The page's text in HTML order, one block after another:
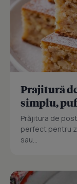
Prajitură
simplu,
Prăjitura de
perfect pentru
sau...